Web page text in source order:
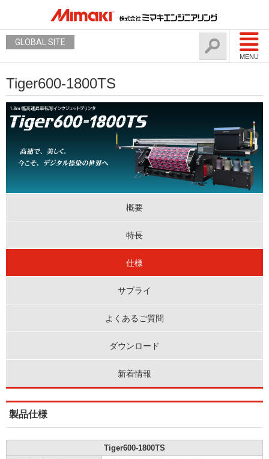
MENU
GLOBAL SITE
Tiger600-1800TS
概要
特長
仕様
サプライ
よくあるご質問
ダウンロード
新着情報
製品仕様
Tiger600-1800TS